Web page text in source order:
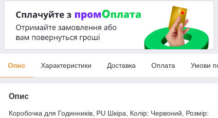
Опис Характеристики Доставка Оплата Умови
Опис
Коробочка для Годинників, PU Шкіра, Колір: Червоний, Розмір: